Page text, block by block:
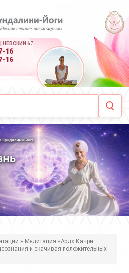
НЕВСКИЙ 67
16
16
» Медитация «Ардх Качри
и скачивая положительных